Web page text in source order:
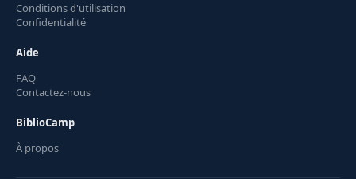
Conditions d'utilisation
Confidentialité
Aide
FAQ
Contactez-nous
BiblioCamp
À propos